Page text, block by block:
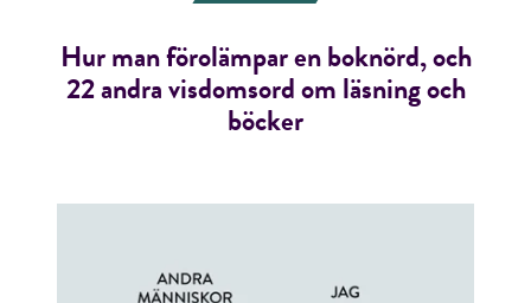
Hur man förolämpar en boknörd, och
22 andra visdomsord om läsning och
böcker